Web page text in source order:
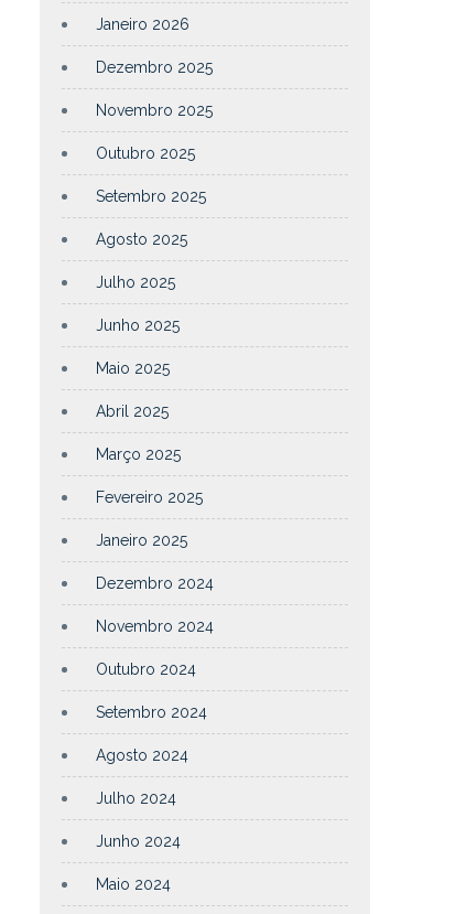
Janeiro 2026
Dezembro 2025
Novembro 2025
Outubro 2025
Setembro 2025
Agosto 2025
Julho 2025
Junho 2025
Maio 2025
Abril 2025
Março 2025
Fevereiro 2025
Janeiro 2025
Dezembro 2024
Novembro 2024
Outubro 2024
Setembro 2024
Agosto 2024
Julho 2024
Junho 2024
Maio 2024